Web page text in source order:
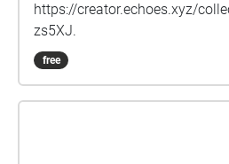
https://creator.echoes.xyz/
zs5XJ.
free